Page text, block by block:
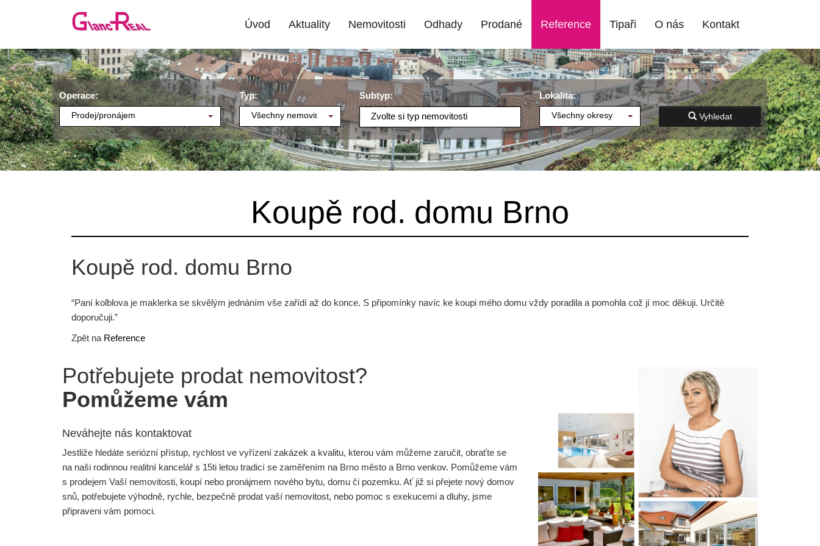
Úvod Aktuality Nemovitosti Odhady Prodané Reference Tipaři O nás Kontakt
Operace:
Prodej/pronájem
Typ:
Všechny nemovitosti
Subtyp:
Zvolte si typ nemovitosti
Lokalita:
Všechny okresy Vyhledat
Koupě rod. domu Brno
Koupě rod. domu Brno
“Paní kolblova je maklerka se skvělým jednáním vše zařídí až do konce. S připomínky navíc ke koupi mého domu vždy poradila a pomohla což jí moc děkuji. Určitě
doporučuji.”
Zpět na Reference
Potřebujete prodat nemovitost?
Pomůžeme vám
Neváhejte nás kontaktovat
Jestliže hledáte seriózní přístup, rychlost ve vyřízení zakázek a kvalitu, kterou vám můžeme zaručit, obraťte se
na naši rodinnou realitní kancelář s 15ti letou tradicí se zaměřením na Brno město a Brno venkov. Pomůžeme vám
s prodejem Vaší nemovitosti, koupí nebo pronájmem nového bytu, domu či pozemku. Ať již si přejete nový domov
snů, potřebujete výhodně, rychle, bezpečně prodat vaší nemovitost, nebo pomoc s exekucemi a dluhy, jsme
připraveni vám pomoci.